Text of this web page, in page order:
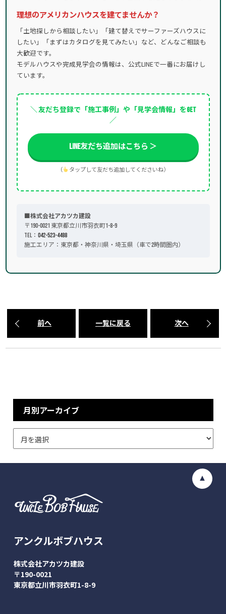
理想のアメリカンハウスを建てませんか？
「土地探しから相談したい」「建て替えでサーファーズハウスに
したい」「まずはカタログを見てみたい」など、どんなご相談も
大歓迎です。
モデルハウスや完成見学会の情報は、公式LINEで一番にお届けし
ています。
＼ 友だち登録で「施工事例」や「見学会情報」をGET
／
LINE友だち追加はこちら ＞
（ タップして友だち追加してくださいね）
■株式会社アカツカ建設
〒190-0021 東京都立川市羽衣町1-8-9
TEL： 042-523-4488
施工エリア：東京都・神奈川県・埼玉県（車で2時間圏内）
前へ 一覧に戻る 次へ
月別アーカイブ
アンクルボブハウス
株式会社アカツカ建設
〒190-0021
東京都立川市羽衣町1-8-9